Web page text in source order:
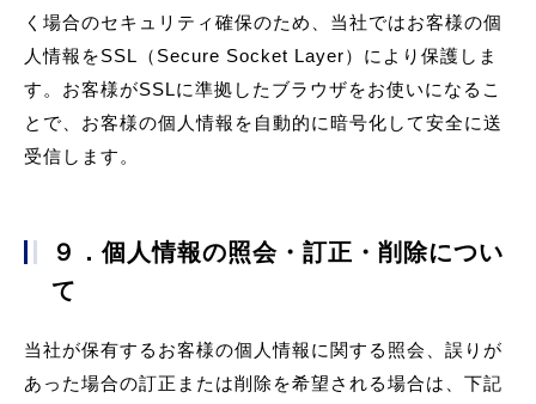
く場合のセキュリティ確保のため、当社ではお客様の個
人情報をSSL（Secure Socket Layer）により保護しま
す。お客様がSSLに準拠したブラウザをお使いになるこ
とで、お客様の個人情報を自動的に暗号化して安全に送
受信します。
９．個人情報の照会・訂正・削除につい
て
当社が保有するお客様の個人情報に関する照会、誤りが
あった場合の訂正または削除を希望される場合は、下記